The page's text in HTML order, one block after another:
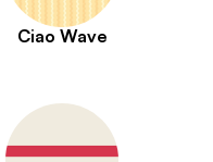
Ciao Wave